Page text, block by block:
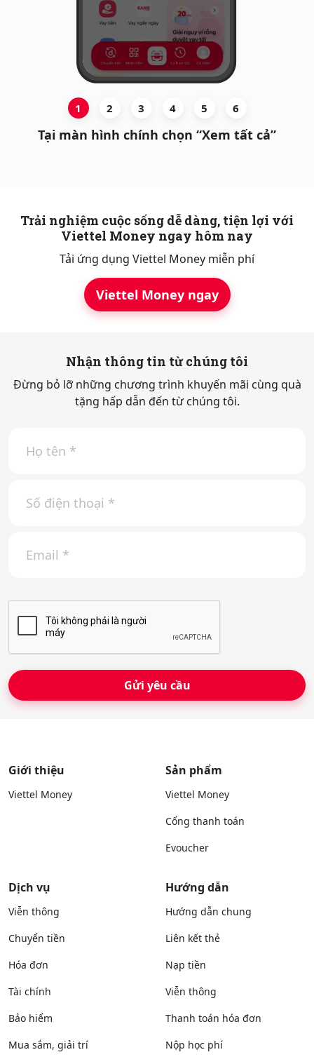
1
Tại màn hình chính chọn “Xem tất cả”
2 3 4 5 6
Trải nghiệm cuộc sống dễ dàng, tiện lợi với
Viettel Money ngay hôm nay
Tải ứng dụng Viettel Money miễn phí
Viettel Money ngay
Nhận thông tin từ chúng tôi
Đừng bỏ lỡ những chương trình khuyến mãi cùng quà
tặng hấp dẫn đến từ chúng tôi.
*
Giới thiệu
Viettel Money
Sản phẩm
Viettel Money
Cổng thanh toán
Evoucher
Dịch vụ
Viễn thông
Chuyển tiền
Hóa đơn
Tài chính
Bảo hiểm
Mua sắm, giải trí
Hướng dẫn
Hướng dẫn chung
Liên kết thẻ
Nạp tiền
Viễn thông
Thanh toán hóa đơn
Nộp học phí